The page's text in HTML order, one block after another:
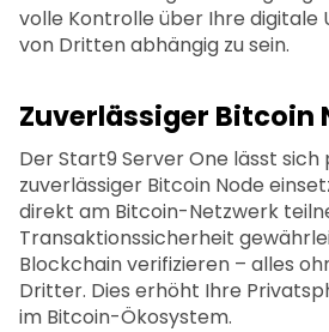
volle Kontrolle über Ihre digitale
von Dritten abhängig zu sein.
Zuverlässiger Bitcoin
Der Start9 Server One lässt
zuverlässiger Bitcoin Node
direkt am Bitcoin-Netzwerk
Transaktionssicherheit
Blockchain verifizieren – alles
Dritter. Dies erhöht Ihre
im Bitcoin-Ökosystem.